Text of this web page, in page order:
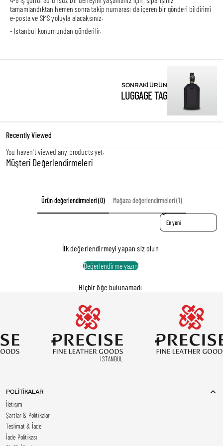
tamamlandıktan hemen sonra takip numarası da içeren bir gönderi bildirimi
e-posta ve SMS yoluyla alacaksınız.
- Istanbul konumundan gönderilir.
SONRAKI ÜRÜN
LUGGAGE TAG
Recently Viewed
You haven't viewed any products yet.
Müşteri Değerlendirmeleri
Ürün değerlendirmeleri (0) Mağaza değerlendirmeleri (1)
Sort reviews by
İlk değerlendirmeyi yapan siz olun
Değerlendirme yazın
Hiçbir öğe bulunamadı
ISTANBUL
POLİTİKALAR
İletişim
Şartlar & Politikalar
Teslimat & İade
İade Politikası